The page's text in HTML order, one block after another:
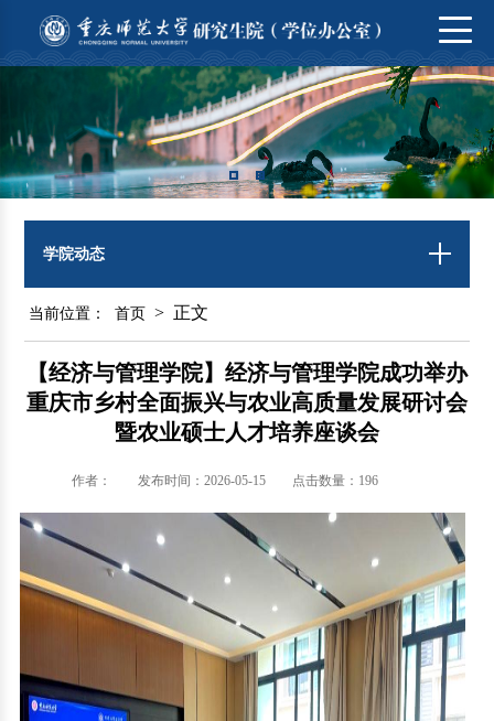
学院动态
当前位置： 首页 > 正文
【经济与管理学院】经济与管理学院成功举办
重庆市乡村全面振兴与农业高质量发展研讨会
暨农业硕士人才培养座谈会
作者： 发布时间：2026-05-15 点击数量： 196